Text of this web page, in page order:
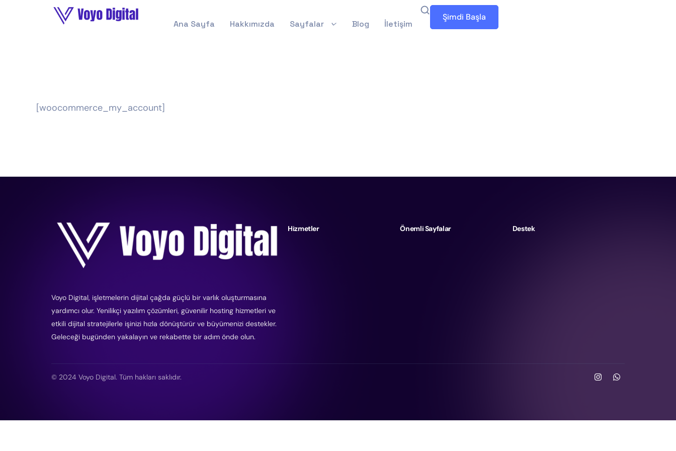
Ana Sayfa Hakkımızda Sayfalar Blog İletişim
Şimdi Başla
[woocommerce_my_account]
Voyo Digital, işletmelerin dijital çağda güçlü bir varlık oluşturmasına
yardımcı olur. Yenilikçi yazılım çözümleri, güvenilir hosting hizmetleri ve
etkili dijital stratejilerle işinizi hızla dönüştürür ve büyümenizi destekler.
Geleceği bugünden yakalayın ve rekabette bir adım önde olun.
Hizmetler Önemli Sayfalar Destek
© 2024 Voyo Digital. Tüm hakları saklıdır.